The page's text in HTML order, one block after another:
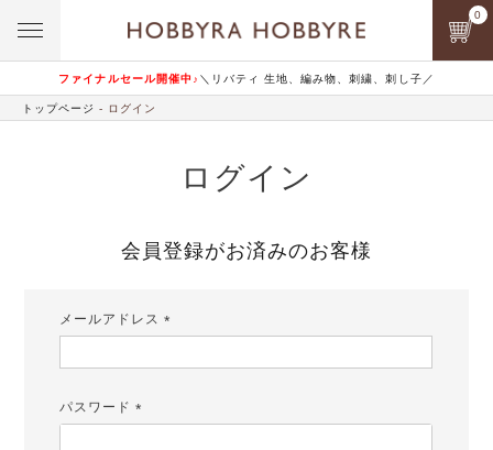
ファイナルセール開催中♪ ＼リバティ 生地、編み物、刺繍、刺し子／
0
トップページ ログイン
ログイン
会員登録がお済みのお客様
メールアドレス
パスワード